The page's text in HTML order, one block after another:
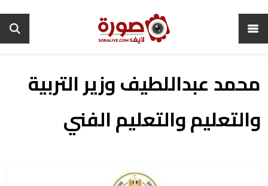
محمد عبداللطيف وزير التربية
والتعليم والتعليم الفني